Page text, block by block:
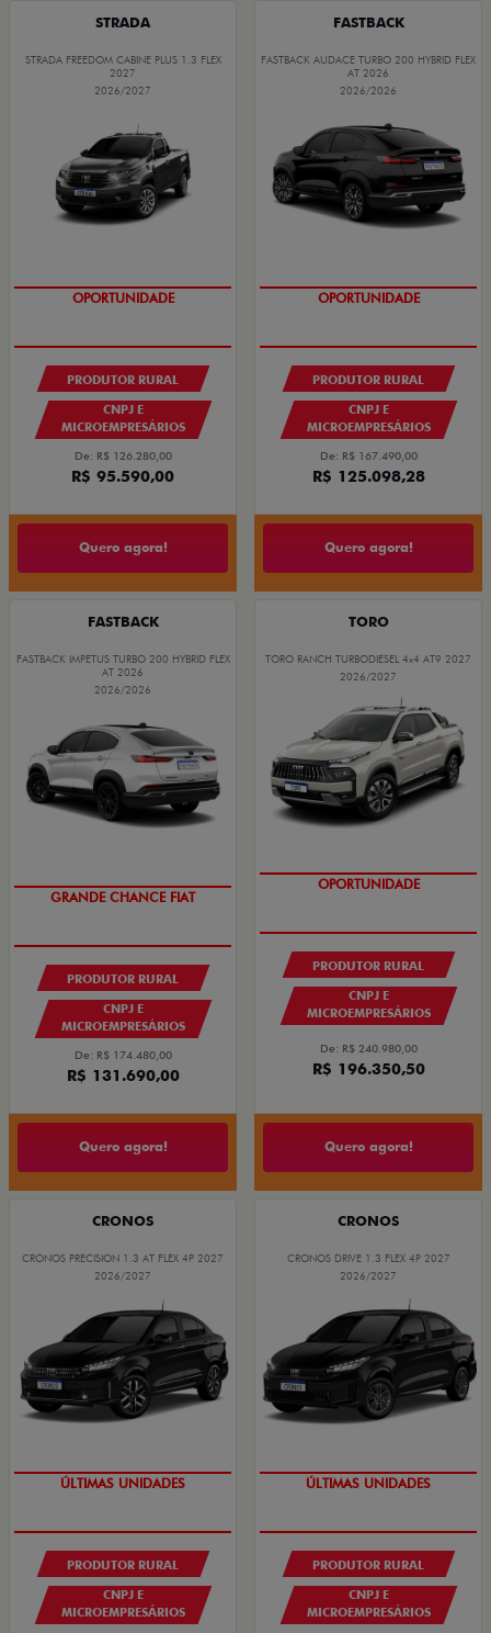
STRADA
STRADA FREEDOM CABINE PLUS 1.3 FLEX
2027
2026/2027
PRODUTOR RURAL
CNPJ E
MICROEMPRESÁRIOS
De: R$ 126.280,00
R$ 95.590,00
Quero agora!
FASTBACK
FASTBACK AUDACE TURBO 200 HYBRID FLEX
AT 2026
2026/2026
PRODUTOR RURAL
CNPJ E
MICROEMPRESÁRIOS
De: R$ 167.490,00
R$ 125.098,28
Quero agora!
FASTBACK
FASTBACK IMPETUS TURBO 200 HYBRID FLEX
AT 2026
2026/2026
PRODUTOR RURAL
CNPJ E
MICROEMPRESÁRIOS
De: R$ 174.480,00
R$ 131.690,00
Quero agora!
TORO
TORO RANCH TURBODIESEL 4x4 AT9 2027
2026/2027
PRODUTOR RURAL
CNPJ E
MICROEMPRESÁRIOS
De: R$ 240.980,00
R$ 196.350,50
Quero agora!
CRONOS
CRONOS PRECISION 1.3 AT FLEX 4P 2027
2026/2027
GRANDE CHANCE FIAT
PRODUTOR RURAL
CNPJ E
MICROEMPRESÁRIOS
CRONOS
CRONOS DRIVE 1.3 FLEX 4P 2027
2026/2027
GRANDE CHANCE FIAT
PRODUTOR RURAL
CNPJ E
MICROEMPRESÁRIOS